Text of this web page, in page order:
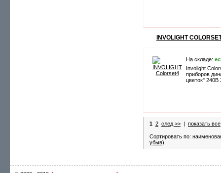
INVOLIGHT
На складе:
Involight
приборов
цветок"
1 2 след >> | показать все
Сортировать по:
убыв)